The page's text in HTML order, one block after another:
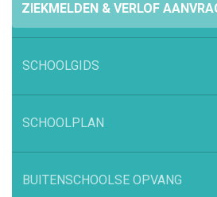
ZIEKMELDEN & VERLOF
SCHOOLGIDS
SCHOOLPLAN
BUITENSCHOOLSE OPVANG